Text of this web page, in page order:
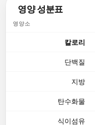
하므로 기분 안정과 수면
의 약 74~84%를 공급하며
셀레늄 30.2 µg은 일일 권
신경전달물질 합성과 면
영양 성분표
영양소
칼로리
단백질
지방
탄수화물
식이섬유